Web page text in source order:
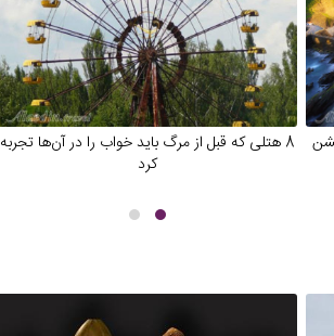
8 هتلی که قبل از مرگ باید خواب را در آن‌ها تجربه
کرد